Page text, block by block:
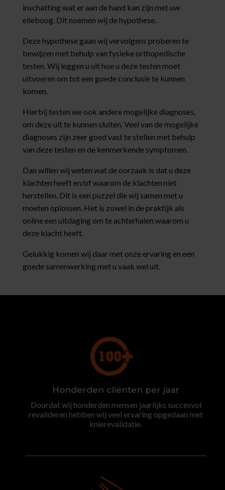
inschatting wat er aan de hand kan zijn met uw
elleboog. Dit noemen wij de hypothese.
Deze hypothese gaan wij vervolgens proberen te
bewijzen met behulp van fysieke orthopedische
testen. Wij leggen u uit hoe u deze testen moet
uitvoeren om tot een goede conclusie te kunnen
komen.
Hierbij testen we ook andere mogelijke diagnoses,
om deze uit te kunnen sluiten. Veel van de mogelijke
diagnoses zijn zeer goed vast te stellen met behulp
van deze testen en de kenmerkende symptomen.
Dan willen wij weten wat de oorzaak is dat u deze
klachten heeft en/of waarom de klachten niet
herstellen. Dit is een puzzel die wij samen met u
moeten oplossen. Het is zowel in de praktijk als
online een uitdaging om te achterhalen waarom u
deze klacht heeft.
Gelukkig komen wij daar met onze ervaring en een
goede samenwerking met u vaak wel uit.
Honderden cliënten per jaar
Doordat wij honderden mensen jaarlijks succesvol
revalideren hebben wij veel ervaring opgedaan met
knierevalidatie.